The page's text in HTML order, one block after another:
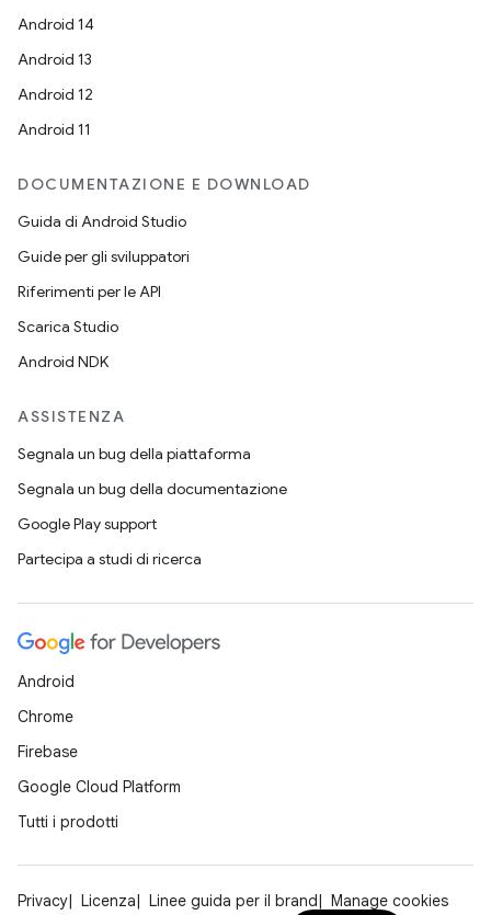
Android 14
Android 13
Android 12
Android 11
DOCUMENTAZIONE E DOWNLOAD
Guida di Android Studio
Guide per gli sviluppatori
Riferimenti per le API
Scarica Studio
Android NDK
ASSISTENZA
Segnala un bug della piattaforma
Segnala un bug della documentazione
Google Play support
Partecipa a studi di ricerca
Android
Chrome
Firebase
Google Cloud Platform
Tutti i prodotti
Privacy Licenza Linee guida per il brand Manage cookies